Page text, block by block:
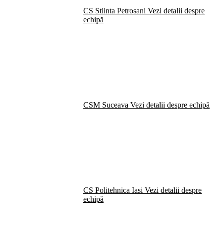
CS Stiinta Petrosani Vezi detalii despre
echipă
CSM Suceava Vezi detalii despre echipă
CS Politehnica Iasi Vezi detalii despre
echipă